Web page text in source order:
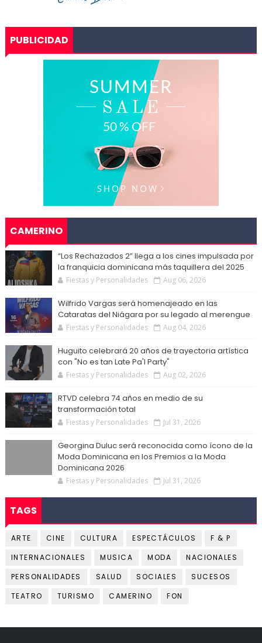
PUBLICIDAD
CAMERINO
“Los Rechazados 2” llega a los cines impulsada por
la franquicia dominicana más taquillera del 2025
Fiestas y Personalidades Aug 06, 2026
Wilfrido Vargas será homenajeado en las
Cataratas del Niágara por su legado al merengue
Fiestas y Personalidades Aug 04, 2026
Huguito celebrará 20 años de trayectoria artística
con "No es tan Late Pa'l Party"
Fiestas y Personalidades Aug 02, 2026
RTVD celebra 74 años en medio de su
transformación total
Fiestas y Personalidades Jul 31, 2026
Georgina Duluc será reconocida como ícono de la
Moda Dominicana en los Premios a la Moda
Dominicana 2026
Fiestas y Personalidades Jul 31, 2026
TAGS
ARTE CINE CULTURA ESPECTÁCULOS
F & P
INTERNACIONALES
MUSICA MODA
NACIONALES
PERSONALIDADES
SALUD SOCIALES
SUCESOS
TEATRO
TURISMO CAMERINO FON